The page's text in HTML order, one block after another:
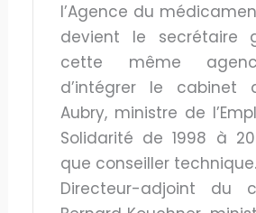
l’Agence du
devient le secrétaire
cette même
d’intégrer le cabinet
Aubry, ministre de
Solidarité de 1998 à
que conseiller technique.
Directeur-adjoint du